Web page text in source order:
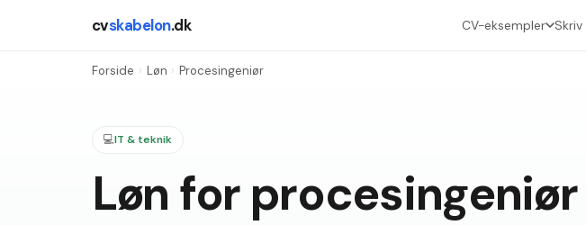
cvskabelon.dk CV-eksempler Skriv
Forside › Løn › Procesingeniør
💻IT & teknik
Løn for